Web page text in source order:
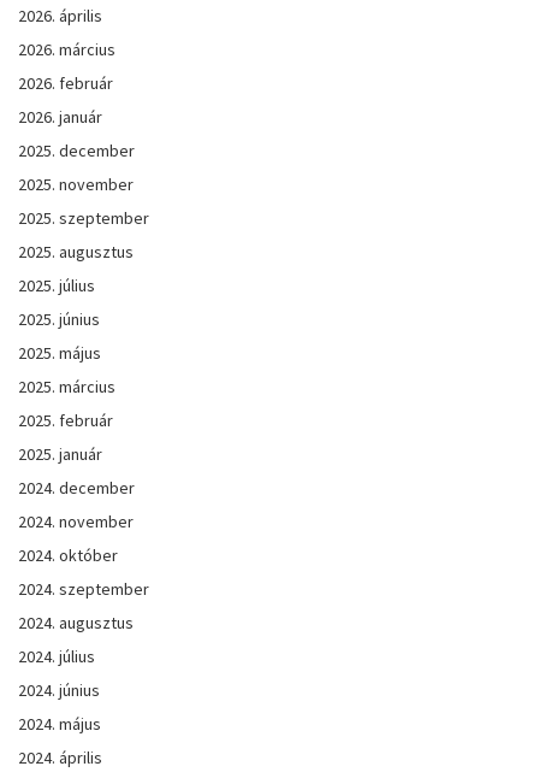
2026. április
2026. március
2026. február
2026. január
2025. december
2025. november
2025. szeptember
2025. augusztus
2025. július
2025. június
2025. május
2025. március
2025. február
2025. január
2024. december
2024. november
2024. október
2024. szeptember
2024. augusztus
2024. július
2024. június
2024. május
2024. április